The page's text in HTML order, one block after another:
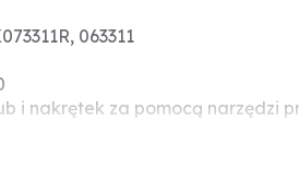
063311
i nakrętek za pomocą narzędzi